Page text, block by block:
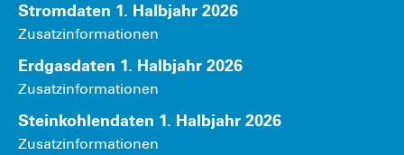
Strom­da­ten 1. Halb­jahr 2026
Zusatz­in­for­ma­tio­nen
Erd­gas­da­ten 1. Halb­jahr 2026
Zusatz­in­for­ma­tio­nen
Stein­koh­len­da­ten 1. Halb­jahr 2026
Zusatz­in­for­ma­tio­nen